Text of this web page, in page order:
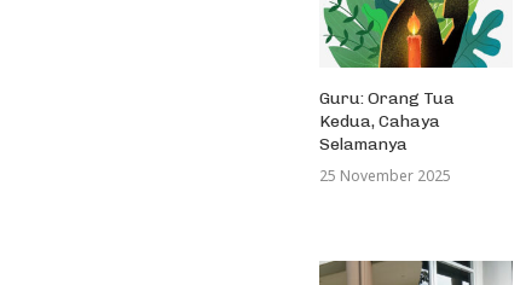
Guru: Orang Tua
Kedua, Cahaya
Selamanya
25 November 2025